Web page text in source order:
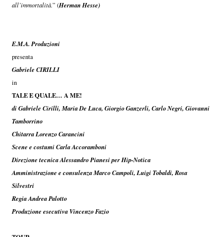
all’immortalità.” (Herman Hesse)
E.M.A. Produzioni
presenta
Gabriele CIRILLI
in
TALE E QUALE… A ME!
di Gabriele Cirilli, Maria De Luca, Giorgio Ganzerli, Carlo Negri, Giovanni
Tamborrino
Chitarra Lorenzo Carancini
Scene e costumi Carla Accoramboni
Direzione tecnica Alessandro Pianesi per Hip-Notica
Amministrazione e consulenza Marco Campoli, Luigi Tobaldi, Rosa
Silvestri
Regia Andrea Palotto
Produzione esecutiva Vincenzo Fazio